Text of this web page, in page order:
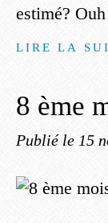
estimé?
LIRE LA
8 ème
Publié le 15